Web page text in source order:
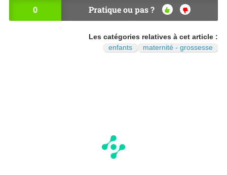
0 Pratique ou pas ?
OU
NO
N
Les catégories relatives à cet article :
enfants
maternité - grossesse